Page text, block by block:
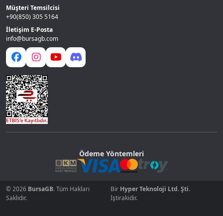
Müşteri Temsilcisi
+90(850) 305 5164
İletişim E-Posta
info@bursagb.com
Ödeme Yöntemleri
© 2026 BursaGB. Tüm Hakları
Saklıdır.
Bir Hyper Teknoloji Ltd. Şti.
İştirakidir.